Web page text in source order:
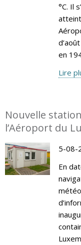
°C. Il
en
Lire
Nouvelle
l’Aéroport du
5-08-
En